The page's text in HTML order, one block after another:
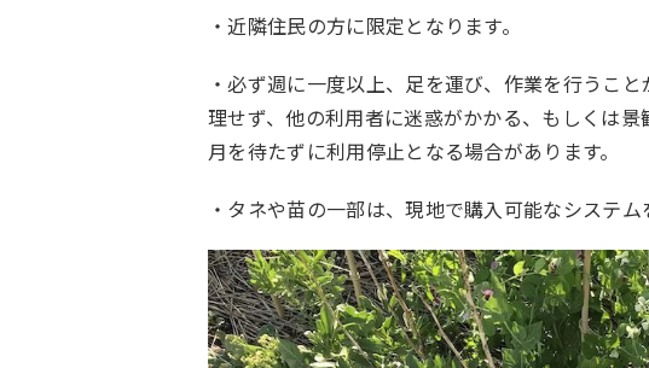
・近隣住民の方に限定となります。
・必ず週に一度以上、足を運び、作業を行うこ
理せず、他の利用者に迷惑がかかる、もしくは
月を待たずに利用停止となる場合があります。
・タネや苗の一部は、現地で購入可能なシステム